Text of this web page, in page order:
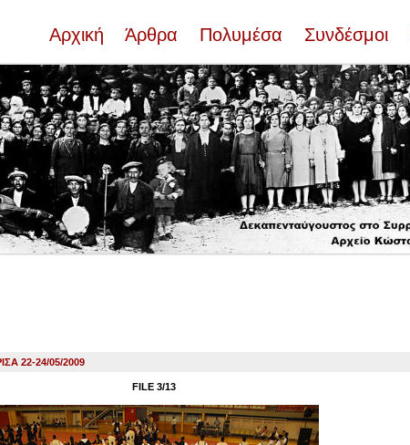
Αρχική Άρθρα Πολυμέσα Συνδέσμοι
22-24/05/2009
FILE 3/13